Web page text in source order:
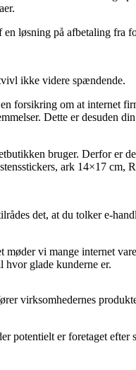
en løsning på afbetaling fra
ikke videre spændende.
forsikring om at internet
Dette er desuden din
bruger. Derfor er
ark 14×17 cm,
det, at du tolker e-
vi mange internet
hvor glade kunderne er.
virksomhedernes
potentielt er foretaget efter